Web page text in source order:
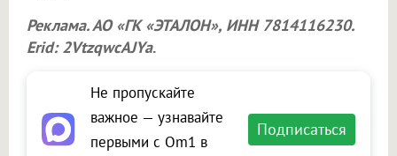
Реклама. АО «ГК «ЭТАЛОН», ИНН 7814116230.
Erid: 2VtzqwcAJYa.
Не пропускайте
важное — узнавайте
первыми с Om1 в
Подписаться